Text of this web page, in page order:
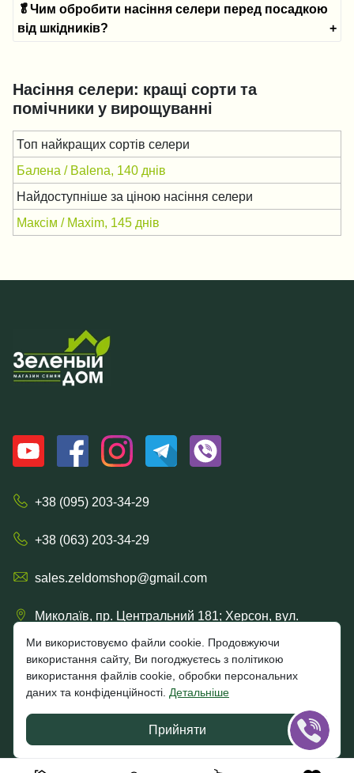
🥬Чим обробити насіння селери перед посадкою
від шкідників?
Насіння селери: кращі сорти та
помічники у вирощуванні
Топ найкращих сортів селери
Балена / Balena, 140 днів
Найдоступніше за ціною насіння селери
Максім / Maxim, 145 днів
+38 (095) 203-34-29
+38 (063) 203-34-29
sales.zeldomshop@gmail.com
Миколаїв, пр. Центральний 181; Херсон, вул.
4.7★★★★★
★★★★★
Google
Ми використовуємо файли cookie. Продовжуючи
використання сайту, Ви погоджуєтесь з політикою
використання файлів cookie, обробки персональних
даних та конфіденційності. Детальніше
Прийняти